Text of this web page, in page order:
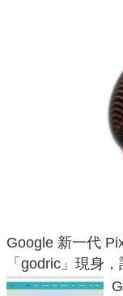
Google 新一代
「godric」現身